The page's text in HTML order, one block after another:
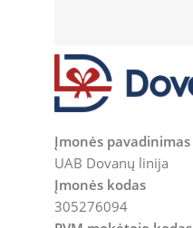
Įmonės pavadinimas
UAB Dovanų linija
Įmonės kodas
305276094